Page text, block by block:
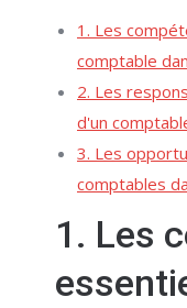
1. Les
comptable
2. Les
d'un
3. Les
comptables
1. Les